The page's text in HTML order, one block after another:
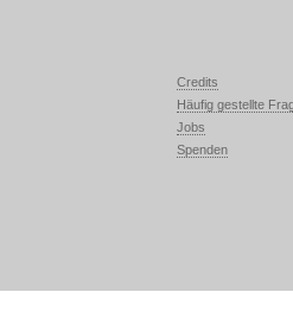
Credits
Häufig gestellte
Jobs
Spenden